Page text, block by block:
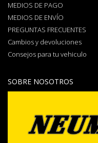
MEDIOS DE PAGO
MEDIOS DE ENVÍO
PREGUNTAS FRECUENTES
Cambios y devoluciones
Consejos para tu vehiculo
SOBRE NOSOTROS